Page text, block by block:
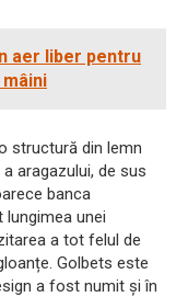
aer liber pentru
structură din lemn
aragazului, de sus
banca
unei
a tot felul de
Golbets este
a fost numit și în